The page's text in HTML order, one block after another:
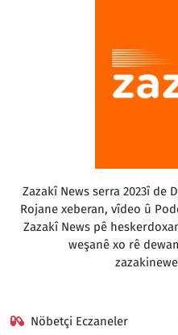
Zazakî News serra 2023î de
Rojane xeberan, vîdeo û
Zazakî News pê
weşanê xo rê
Nöbetçi Eczaneler